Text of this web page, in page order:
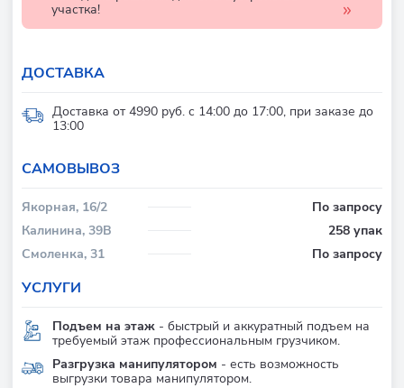
участка!
ДОСТАВКА
Доставка от 4990 руб. с 14:00 до 17:00, при заказе до
13:00
CАМОВЫВОЗ
Якорная, 16/2
По запросу
Калинина, 39В
258 упак
Смоленка, 31
По запросу
УСЛУГИ
Подъем на этаж - быстрый и аккуратный подъем на
требуемый этаж профессиональным грузчиком.
Разгрузка манипулятором - есть возможность
выгрузки товара манипулятором.